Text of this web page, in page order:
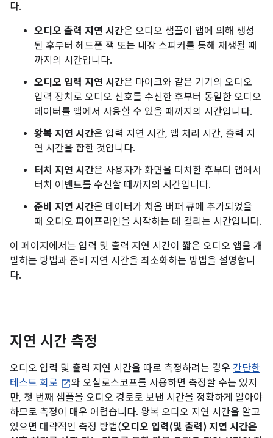
다.
오디오 출력 지연 시간은 오디오 샘플이 앱에 의해 생성
된 후부터 헤드폰 잭 또는 내장 스피커를 통해 재생될 때
까지의 시간입니다.
오디오 입력 지연 시간은 마이크와 같은 기기의 오디오
입력 장치로 오디오 신호를 수신한 후부터 동일한 오디오
데이터를 앱에서 사용할 수 있을 때까지의 시간입니다.
왕복 지연 시간은 입력 지연 시간, 앱 처리 시간, 출력 지
연 시간을 합한 것입니다.
터치 지연 시간은 사용자가 화면을 터치한 후부터 앱에서
터치 이벤트를 수신할 때까지의 시간입니다.
준비 지연 시간은 데이터가 처음 버퍼 큐에 추가되었을
때 오디오 파이프라인을 시작하는 데 걸리는 시간입니다.
이 페이지에서는 입력 및 출력 지연 시간이 짧은 오디오 앱을 개
발하는 방법과 준비 지연 시간을 최소화하는 방법을 설명합니
다.
지연 시간 측정
오디오 입력 및 출력 지연 시간을 따로 측정하려는 경우 간단한
테스트 회로
와 오실로스코프를 사용하면 측정할 수는 있지
만, 첫 번째 샘플을 오디오 경로로 보낸 시간을 정확하게 알아야
하므로 측정이 매우 어렵습니다. 왕복 오디오 지연 시간을 알고
있으면 대략적인 측정 방법(오디오 입력(및 출력) 지연 시간은